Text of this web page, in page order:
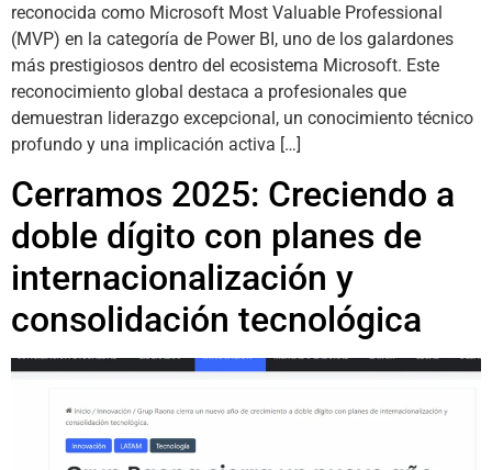
reconocida como Microsoft Most Valuable Professional
(MVP) en la categoría de Power BI, uno de los galardones
más prestigiosos dentro del ecosistema Microsoft. Este
reconocimiento global destaca a profesionales que
demuestran liderazgo excepcional, un conocimiento técnico
profundo y una implicación activa […]
Cerramos 2025: Creciendo a
doble dígito con planes de
internacionalización y
consolidación tecnológica